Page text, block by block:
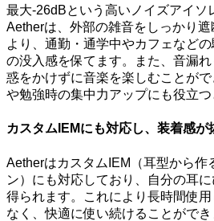
最大-26dBという高いノイズアイソ
Aetherは、外部の雑音をしっかり
より、通勤・通学中やカフェなど
の没入感を保てます。また、音漏
惑をかけずに音楽を楽しむことが
や勉強時の集中力アップにも役立つ
カスタムIEMにも対応し、装着感が
AetherはカスタムIEM（耳型から作
ン）にも対応しており、自分の耳
得られます。これにより長時間使
なく、快適に使い続けることがで